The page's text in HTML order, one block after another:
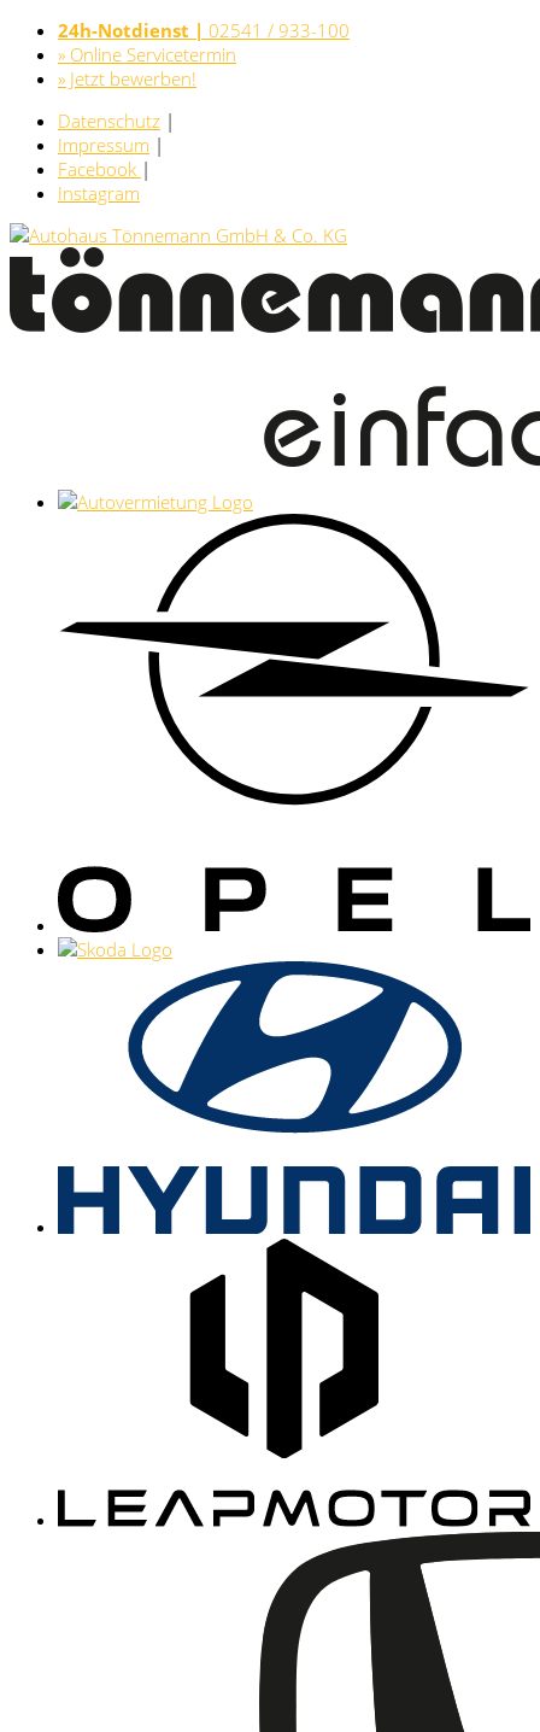
24h-Notdienst | 02541 / 933-100
» Online Servicetermin
» Jetzt bewerben!
Datenschutz |
Impressum |
Facebook |
Instagram